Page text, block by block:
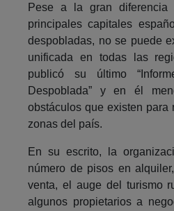
Pese a la gran
principales capitales
despobladas, no se puede
unificada en todas las
publicó su último
Despoblada” y en él
obstáculos que existen para
zonas del país.
En su escrito, la
número de pisos en
venta, el auge del turismo
algunos propietarios a